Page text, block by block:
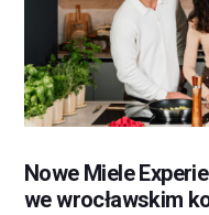
Nowe Miele
we wrocławskim